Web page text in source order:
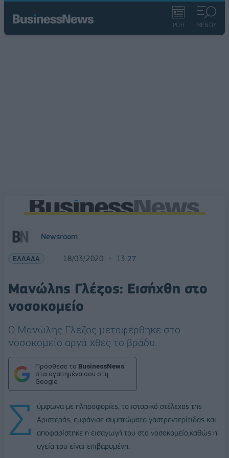
ΡΟΗ ΜΕΝΟΥ
Newsroom
ΕΛΛΑΔΑ 18/03/2020 13:27
Μανώλης Γλέζος: Εισήχθη στο
νοσοκομείο
Ο Μανώλης Γλέζος μεταφέρθηκε στο
νοσοκομείο αργά χθες το βράδυ.
Πρόσθεσε το BusinessNews
στα αγαπημένα σου στη
Google
Σ
ύμφωνα με πληροφορίες, το ιστορικό στέλεχος της
Αριστεράς, εμφάνισε συμπτώματα γαστρεντερίτιδας και
αποφασίστηκε η εισαγωγή του στο νοσοκομείο,καθώς η
υγεία του είναι επιβαρυμένη.